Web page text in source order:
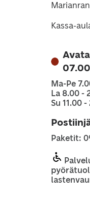
Kassa-
07.00
Ma-Pe
La 8.00 -
Su 11.00 -
Paketit: